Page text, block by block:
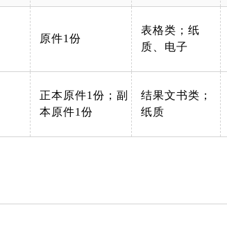
原件1份
表格类；纸
质、电子
正本原件1份；副
本原件1份
结果文书类；
纸质